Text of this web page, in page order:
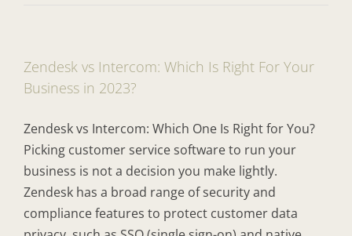
Zendesk vs Intercom: Which Is Right For Your
Business in 2023?
Zendesk vs Intercom: Which One Is Right for You?
Picking customer service software to run your
business is not a decision you make lightly.
Zendesk has a broad range of security and
compliance features to protect customer data